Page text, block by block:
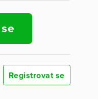
Registrovat se